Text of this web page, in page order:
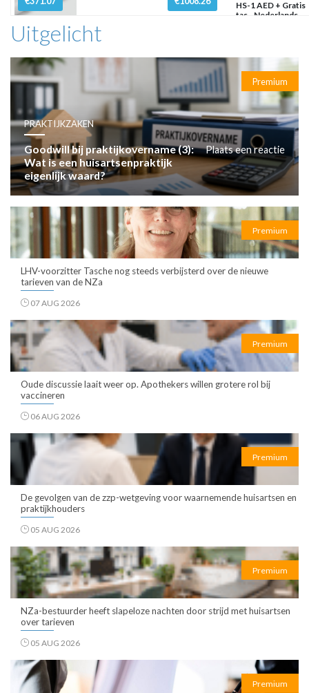
HS-1 AED + Gratis
tas - Nederlands
Uitgelicht
Premium
PRAKTIJKZAKEN
Goodwill bij praktijkovername (3):
Wat is een huisartsenpraktijk
eigenlijk waard?
Plaats een reactie
Premium
LHV-voorzitter Tasche nog steeds verbijsterd over de nieuwe
tarieven van de NZa
07 AUG 2026
Premium
Oude discussie laait weer op. Apothekers willen grotere rol bij
vaccineren
06 AUG 2026
Premium
De gevolgen van de zzp-wetgeving voor waarnemende huisartsen en
praktijkhouders
05 AUG 2026
Premium
NZa-bestuurder heeft slapeloze nachten door strijd met huisartsen
over tarieven
05 AUG 2026
Premium